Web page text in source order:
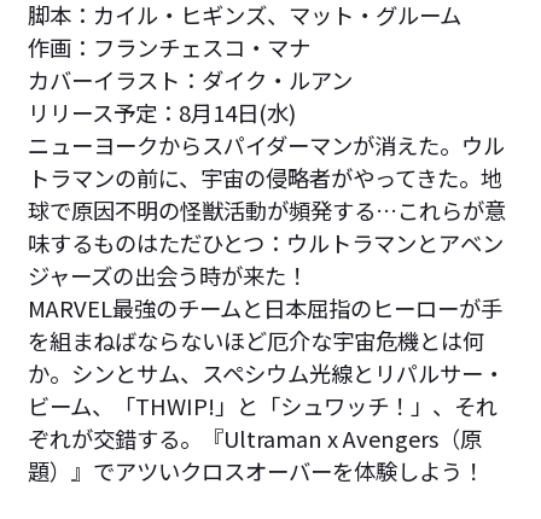
脚本：カイル・ヒギンズ、マット・グルーム
作画：フランチェスコ・マナ
カバーイラスト：ダイク・ルアン
リリース予定：8月14日(水)
ニューヨークからスパイダーマンが消えた。ウル
トラマンの前に、宇宙の侵略者がやってきた。地
球で原因不明の怪獣活動が頻発する…これらが意
味するものはただひとつ：ウルトラマンとアベン
ジャーズの出会う時が来た！
MARVEL最強のチームと日本屈指のヒーローが手
を組まねばならないほど厄介な宇宙危機とは何
か。シンとサム、スペシウム光線とリパルサー・
ビーム、「THWIP!」と「シュワッチ！」、それ
ぞれが交錯する。『Ultraman x Avengers（原
題）』でアツいクロスオーバーを体験しよう！